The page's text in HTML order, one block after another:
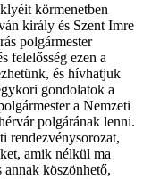
körmenetben
király és Szent Imre
polgármester
felelősség ezen a
és hívhatjuk
gondolatok a
a Nemzeti
polgárának lenni.
rendezvénysorozat,
amik nélkül ma
köszönhető,